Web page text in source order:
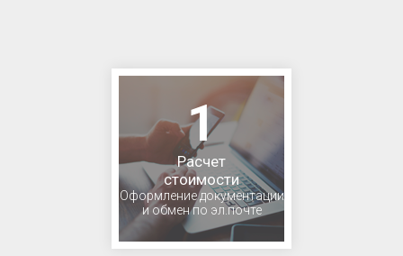
1
Расчет
стоимости
Оформление документации
и обмен по эл.почте